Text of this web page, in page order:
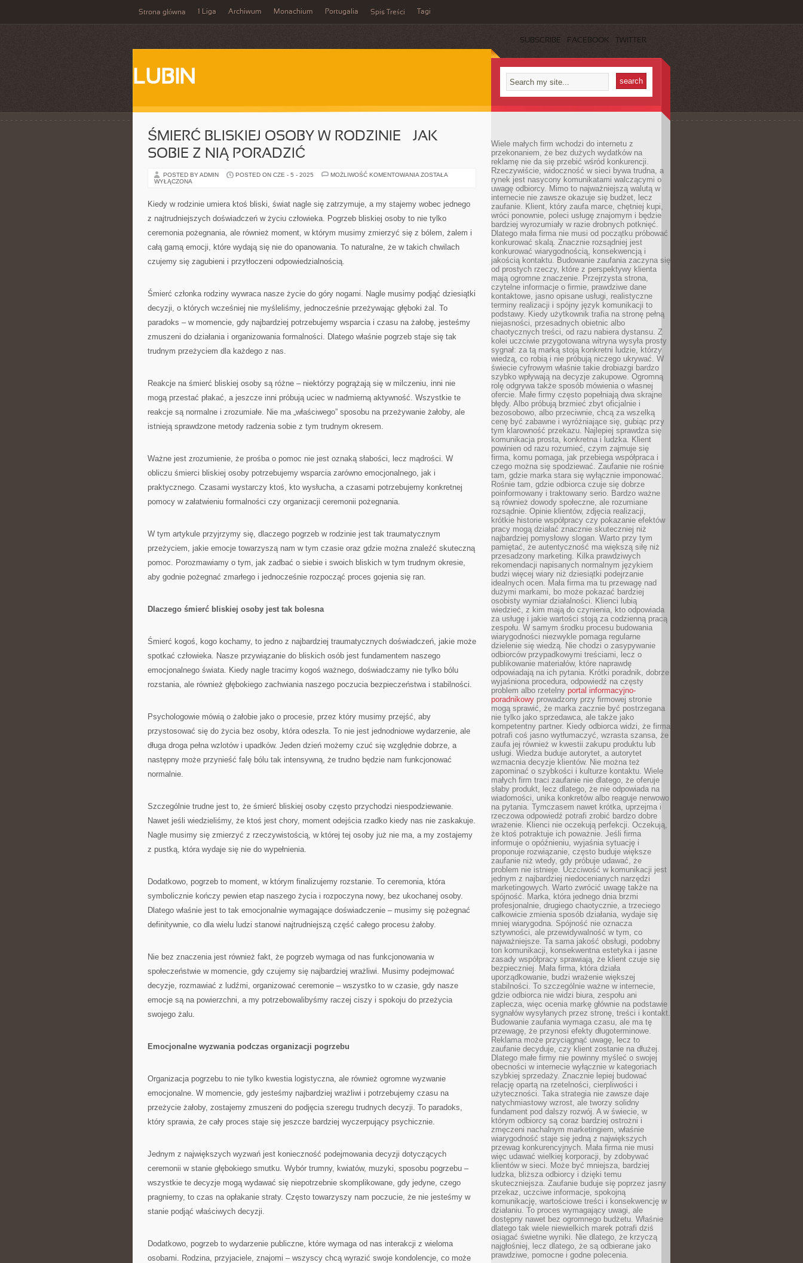
Strona główna 1 Liga Archiwum Monachium Portugalia Spis Treści Tagi
SUBSCRIBE FACEBOOK TWITTER
LUBIN
ŚMIERĆ BLISKIEJ OSOBY W RODZINIE – JAK
SOBIE Z NIĄ PORADZIĆ
POSTED BY ADMIN POSTED ON CZE - 5 - 2025 MOŻLIWOŚĆ KOMENTOWANIA ŚMIERĆ
RODZINIE
–
SOBIE
NIĄ
ZOSTAŁA
WYŁĄCZONA
Kiedy w rodzinie umiera ktoś bliski, świat nagle się zatrzymuje, a my stajemy wobec jednego
z najtrudniejszych doświadczeń w życiu człowieka. Pogrzeb bliskiej osoby to nie tylko
ceremonia pożegnania, ale również moment, w którym musimy zmierzyć się z bólem, żalem i
całą gamą emocji, które wydają się nie do opanowania. To naturalne, że w takich chwilach
czujemy się zagubieni i przytłoczeni odpowiedzialnością.
Śmierć członka rodziny wywraca nasze życie do góry nogami. Nagle musimy podjąć dziesiątki
decyzji, o których wcześniej nie myśleliśmy, jednocześnie przeżywając głęboki żal. To
paradoks – w momencie, gdy najbardziej potrzebujemy wsparcia i czasu na żałobę, jesteśmy
zmuszeni do działania i organizowania formalności. Dlatego właśnie pogrzeb staje się tak
trudnym przeżyciem dla każdego z nas.
Reakcje na śmierć bliskiej osoby są różne – niektórzy pogrążają się w milczeniu, inni nie
mogą przestać płakać, a jeszcze inni próbują uciec w nadmierną aktywność. Wszystkie te
reakcje są normalne i zrozumiałe. Nie ma „właściwego” sposobu na przeżywanie żałoby, ale
istnieją sprawdzone metody radzenia sobie z tym trudnym okresem.
Ważne jest zrozumienie, że prośba o pomoc nie jest oznaką słabości, lecz mądrości. W
obliczu śmierci bliskiej osoby potrzebujemy wsparcia zarówno emocjonalnego, jak i
praktycznego. Czasami wystarczy ktoś, kto wysłucha, a czasami potrzebujemy konkretnej
pomocy w załatwieniu formalności czy organizacji ceremonii pożegnania.
W tym artykule przyjrzymy się, dlaczego pogrzeb w rodzinie jest tak traumatycznym
przeżyciem, jakie emocje towarzyszą nam w tym czasie oraz gdzie można znaleźć skuteczną
pomoc. Porozmawiamy o tym, jak zadbać o siebie i swoich bliskich w tym trudnym okresie,
aby godnie pożegnać zmarłego i jednocześnie rozpocząć proces gojenia się ran.
Dlaczego śmierć bliskiej osoby jest tak bolesna
Śmierć kogoś, kogo kochamy, to jedno z najbardziej traumatycznych doświadczeń, jakie może
spotkać człowieka. Nasze przywiązanie do bliskich osób jest fundamentem naszego
emocjonalnego świata. Kiedy nagle tracimy kogoś ważnego, doświadczamy nie tylko bólu
rozstania, ale również głębokiego zachwiania naszego poczucia bezpieczeństwa i stabilności.
Psychologowie mówią o żałobie jako o procesie, przez który musimy przejść, aby
przystosować się do życia bez osoby, która odeszła. To nie jest jednodniowe wydarzenie, ale
długa droga pełna wzlotów i upadków. Jeden dzień możemy czuć się względnie dobrze, a
następny może przynieść falę bólu tak intensywną, że trudno będzie nam funkcjonować
normalnie.
Szczególnie trudne jest to, że śmierć bliskiej osoby często przychodzi niespodziewanie.
Nawet jeśli wiedzieliśmy, że ktoś jest chory, moment odejścia rzadko kiedy nas nie zaskakuje.
Nagle musimy się zmierzyć z rzeczywistością, w której tej osoby już nie ma, a my zostajemy
z pustką, która wydaje się nie do wypełnienia.
Dodatkowo, pogrzeb to moment, w którym finalizujemy rozstanie. To ceremonia, która
symbolicznie kończy pewien etap naszego życia i rozpoczyna nowy, bez ukochanej osoby.
Dlatego właśnie jest to tak emocjonalnie wymagające doświadczenie – musimy się pożegnać
definitywnie, co dla wielu ludzi stanowi najtrudniejszą część całego procesu żałoby.
Nie bez znaczenia jest również fakt, że pogrzeb wymaga od nas funkcjonowania w
społeczeństwie w momencie, gdy czujemy się najbardziej wrażliwi. Musimy podejmować
decyzje, rozmawiać z ludźmi, organizować ceremonie – wszystko to w czasie, gdy nasze
emocje są na powierzchni, a my potrzebowalibyśmy raczej ciszy i spokoju do przeżycia
swojego żalu.
Emocjonalne wyzwania podczas organizacji pogrzebu
Organizacja pogrzebu to nie tylko kwestia logistyczna, ale również ogromne wyzwanie
emocjonalne. W momencie, gdy jesteśmy najbardziej wrażliwi i potrzebujemy czasu na
przeżycie żałoby, zostajemy zmuszeni do podjęcia szeregu trudnych decyzji. To paradoks,
który sprawia, że cały proces staje się jeszcze bardziej wyczerpujący psychicznie.
Jednym z największych wyzwań jest konieczność podejmowania decyzji dotyczących
ceremonii w stanie głębokiego smutku. Wybór trumny, kwiatów, muzyki, sposobu pogrzebu –
wszystkie te decyzje mogą wydawać się niepotrzebnie skomplikowane, gdy jedyne, czego
pragniemy, to czas na opłakanie straty. Często towarzyszy nam poczucie, że nie jesteśmy w
stanie podjąć właściwych decyzji.
Dodatkowo, pogrzeb to wydarzenie publiczne, które wymaga od nas interakcji z wieloma
osobami. Rodzina, przyjaciele, znajomi – wszyscy chcą wyrazić swoje kondolencje, co może
Wiele małych firm wchodzi do internetu z
przekonaniem, że bez dużych wydatków na
reklamę nie da się przebić wśród konkurencji.
Rzeczywiście, widoczność w sieci bywa trudna, a
rynek jest nasycony komunikatami walczącymi o
uwagę odbiorcy. Mimo to najważniejszą walutą w
internecie nie zawsze okazuje się budżet, lecz
zaufanie. Klient, który zaufa marce, chętniej kupi,
wróci ponownie, poleci usługę znajomym i będzie
bardziej wyrozumiały w razie drobnych potknięć.
Dlatego mała firma nie musi od początku próbować
konkurować skalą. Znacznie rozsądniej jest
konkurować wiarygodnością, konsekwencją i
jakością kontaktu. Budowanie zaufania zaczyna się
od prostych rzeczy, które z perspektywy klienta
mają ogromne znaczenie. Przejrzysta strona,
czytelne informacje o firmie, prawdziwe dane
kontaktowe, jasno opisane usługi, realistyczne
terminy realizacji i spójny język komunikacji to
podstawy. Kiedy użytkownik trafia na stronę pełną
niejasności, przesadnych obietnic albo
chaotycznych treści, od razu nabiera dystansu. Z
kolei uczciwie przygotowana witryna wysyła prosty
sygnał: za tą marką stoją konkretni ludzie, którzy
wiedzą, co robią i nie próbują niczego ukrywać. W
świecie cyfrowym właśnie takie drobiazgi bardzo
szybko wpływają na decyzje zakupowe. Ogromną
rolę odgrywa także sposób mówienia o własnej
ofercie. Małe firmy często popełniają dwa skrajne
błędy. Albo próbują brzmieć zbyt oficjalnie i
bezosobowo, albo przeciwnie, chcą za wszelką
cenę być zabawne i wyróżniające się, gubiąc przy
tym klarowność przekazu. Najlepiej sprawdza się
komunikacja prosta, konkretna i ludzka. Klient
powinien od razu rozumieć, czym zajmuje się
firma, komu pomaga, jak przebiega współpraca i
czego można się spodziewać. Zaufanie nie rośnie
tam, gdzie marka stara się wyłącznie imponować.
Rośnie tam, gdzie odbiorca czuje się dobrze
poinformowany i traktowany serio. Bardzo ważne
są również dowody społeczne, ale rozumiane
rozsądnie. Opinie klientów, zdjęcia realizacji,
krótkie historie współpracy czy pokazanie efektów
pracy mogą działać znacznie skuteczniej niż
najbardziej pomysłowy slogan. Warto przy tym
pamiętać, że autentyczność ma większą siłę niż
przesadzony marketing. Kilka prawdziwych
rekomendacji napisanych normalnym językiem
budzi więcej wiary niż dziesiątki podejrzanie
idealnych ocen. Mała firma ma tu przewagę nad
dużymi markami, bo może pokazać bardziej
osobisty wymiar działalności. Klienci lubią
wiedzieć, z kim mają do czynienia, kto odpowiada
za usługę i jakie wartości stoją za codzienną pracą
zespołu. W samym środku procesu budowania
wiarygodności niezwykle pomaga regularne
dzielenie się wiedzą. Nie chodzi o zasypywanie
odbiorców przypadkowymi treściami, lecz o
publikowanie materiałów, które naprawdę
odpowiadają na ich pytania. Krótki poradnik, dobrze
wyjaśniona procedura, odpowiedź na częsty
problem albo rzetelny portal informacyjno-
poradnikowy prowadzony przy firmowej stronie
mogą sprawić, że marka zacznie być postrzegana
nie tylko jako sprzedawca, ale także jako
kompetentny partner. Kiedy odbiorca widzi, że firma
potrafi coś jasno wytłumaczyć, wzrasta szansa, że
zaufa jej również w kwestii zakupu produktu lub
usługi. Wiedza buduje autorytet, a autorytet
wzmacnia decyzje klientów. Nie można też
zapominać o szybkości i kulturze kontaktu. Wiele
małych firm traci zaufanie nie dlatego, że oferuje
słaby produkt, lecz dlatego, że nie odpowiada na
wiadomości, unika konkretów albo reaguje nerwowo
na pytania. Tymczasem nawet krótka, uprzejma i
rzeczowa odpowiedź potrafi zrobić bardzo dobre
wrażenie. Klienci nie oczekują perfekcji. Oczekują,
że ktoś potraktuje ich poważnie. Jeśli firma
informuje o opóźnieniu, wyjaśnia sytuację i
proponuje rozwiązanie, często buduje większe
zaufanie niż wtedy, gdy próbuje udawać, że
problem nie istnieje. Uczciwość w komunikacji jest
jednym z najbardziej niedocenianych narzędzi
marketingowych. Warto zwrócić uwagę także na
spójność. Marka, która jednego dnia brzmi
profesjonalnie, drugiego chaotycznie, a trzeciego
całkowicie zmienia sposób działania, wydaje się
mniej wiarygodna. Spójność nie oznacza
sztywności, ale przewidywalność w tym, co
najważniejsze. Ta sama jakość obsługi, podobny
ton komunikacji, konsekwentna estetyka i jasne
zasady współpracy sprawiają, że klient czuje się
bezpieczniej. Mała firma, która działa
uporządkowanie, budzi wrażenie większej
stabilności. To szczególnie ważne w internecie,
gdzie odbiorca nie widzi biura, zespołu ani
zaplecza, więc ocenia markę głównie na podstawie
sygnałów wysyłanych przez stronę, treści i kontakt.
Budowanie zaufania wymaga czasu, ale ma tę
przewagę, że przynosi efekty długoterminowe.
Reklama może przyciągnąć uwagę, lecz to
zaufanie decyduje, czy klient zostanie na dłużej.
Dlatego małe firmy nie powinny myśleć o swojej
obecności w internecie wyłącznie w kategoriach
szybkiej sprzedaży. Znacznie lepiej budować
relację opartą na rzetelności, cierpliwości i
użyteczności. Taka strategia nie zawsze daje
natychmiastowy wzrost, ale tworzy solidny
fundament pod dalszy rozwój. A w świecie, w
którym odbiorcy są coraz bardziej ostrożni i
zmęczeni nachalnym marketingiem, właśnie
wiarygodność staje się jedną z największych
przewag konkurencyjnych. Mała firma nie musi
więc udawać wielkiej korporacji, by zdobywać
klientów w sieci. Może być mniejsza, bardziej
ludzka, bliższa odbiorcy i dzięki temu
skuteczniejsza. Zaufanie buduje się poprzez jasny
przekaz, uczciwe informacje, spokojną
komunikację, wartościowe treści i konsekwencję w
działaniu. To proces wymagający uwagi, ale
dostępny nawet bez ogromnego budżetu. Właśnie
dlatego tak wiele niewielkich marek potrafi dziś
osiągać świetne wyniki. Nie dlatego, że krzyczą
najgłośniej, lecz dlatego, że są odbierane jako
prawdziwe, pomocne i godne polecenia.